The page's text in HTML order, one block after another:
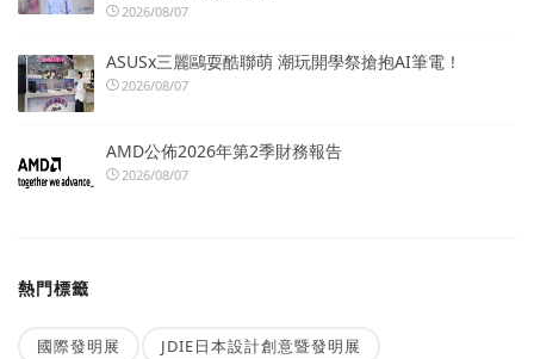
2026/08/07
ASUSx三麗鷗耍酷聯萌 潮玩開學祭搶抱AI筆電！
2026/08/07
AMD公佈2026年第2季財務報告
2026/08/07
熱門標籤
國際發明展 JDIE日本設計創意暨發明展